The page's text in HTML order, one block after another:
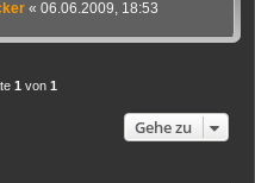
« 06.06.2009, 18:53
1 von 1
Gehe zu